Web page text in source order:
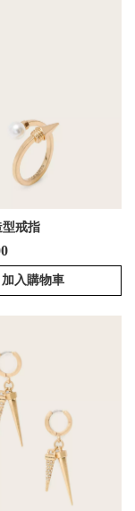
戒指
加入購物車